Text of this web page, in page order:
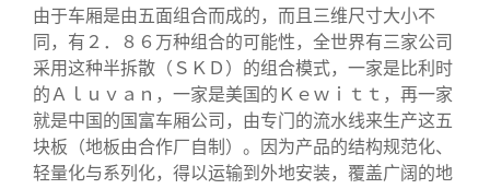
由于车厢是由五面组合而成的，而且三维尺寸大小不
同，有２．８６万种组合的可能性，全世界有三家公司
采用这种半拆散（ＳＫＤ）的组合模式，一家是比利时
的Ａｌｕｖａｎ，一家是美国的Ｋｅｗｉｔｔ，再一家
就是中国的国富车厢公司，由专门的流水线来生产这五
块板（地板由合作厂自制）。因为产品的结构规范化、
轻量化与系列化，得以运输到外地安装，覆盖广阔的地